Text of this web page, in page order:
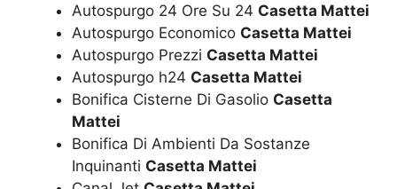
Autospurgo 24 Ore Su 24 Casetta Mattei
Autospurgo Economico Casetta Mattei
Autospurgo Prezzi Casetta Mattei
Autospurgo h24 Casetta Mattei
Bonifica Cisterne Di Gasolio Casetta
Mattei
Bonifica Di Ambienti Da Sostanze
Inquinanti Casetta Mattei